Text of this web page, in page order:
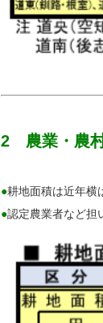
2 農業・農
●耕地面積は近年横
●認定農業者など担